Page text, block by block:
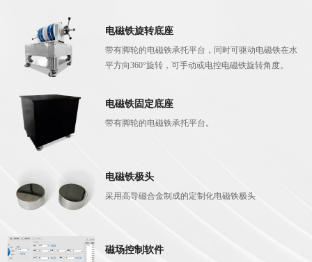
电磁铁旋转底座
带有脚轮的电磁铁承托平台，同时可驱动电磁铁在水
平方向360°旋转，可手动或电控电磁铁旋转角度。
电磁铁固定底座
带有脚轮的电磁铁承托平台。
电磁铁极头
采用高导磁合金制成的定制化电磁铁极头
磁场控制软件